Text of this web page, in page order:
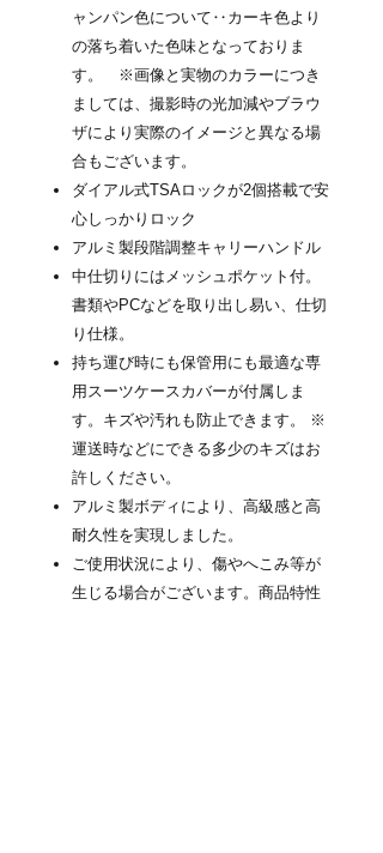
ャンパン色について‥カーキ色より
の落ち着いた色味となっておりま
す。 ※画像と実物のカラーにつき
ましては、撮影時の光加減やブラウ
ザにより実際のイメージと異なる場
合もございます。
ダイアル式TSAロックが2個搭載で安
心しっかりロック
アルミ製段階調整キャリーハンドル
中仕切りにはメッシュポケット付。
書類やPCなどを取り出し易い、仕切
り仕様。
持ち運び時にも保管用にも最適な専
用スーツケースカバーが付属しま
す。キズや汚れも防止できます。 ※
運送時などにできる多少のキズはお
許しください。
アルミ製ボディにより、高級感と高
耐久性を実現しました。
ご使用状況により、傷やへこみ等が
生じる場合がございます。商品特性